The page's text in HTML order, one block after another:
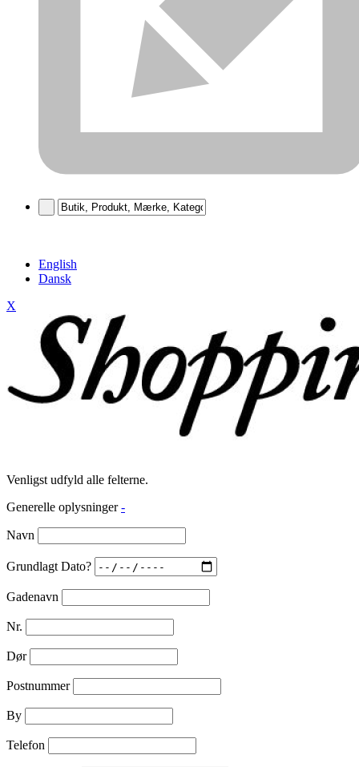
English
Dansk
X
Venligst udfyld alle felterne.
Generelle oplysninger -
Navn
Grundlagt Dato?
Gadenavn
Nr.
Dør
Postnummer
By
Telefon